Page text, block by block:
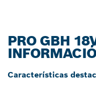
PRO GBH
Características